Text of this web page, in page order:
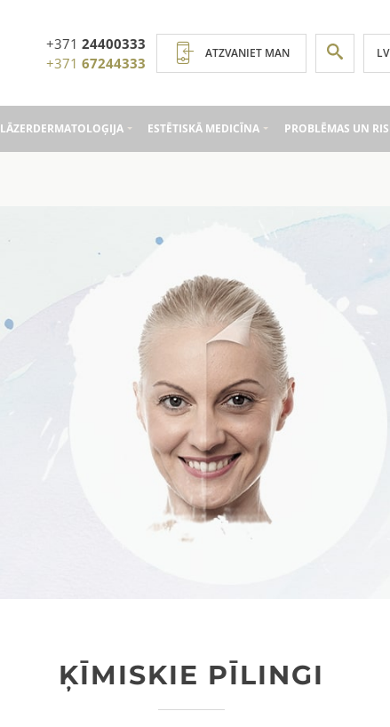
+371 24400333
+371 67244333
ATZVANIET MAN LV
LĀZERDERMATOLOĢIJA ESTĒTISKĀ MEDICĪNA PROBLĒMAS UN
ĶĪMISKIE PĪLINGI